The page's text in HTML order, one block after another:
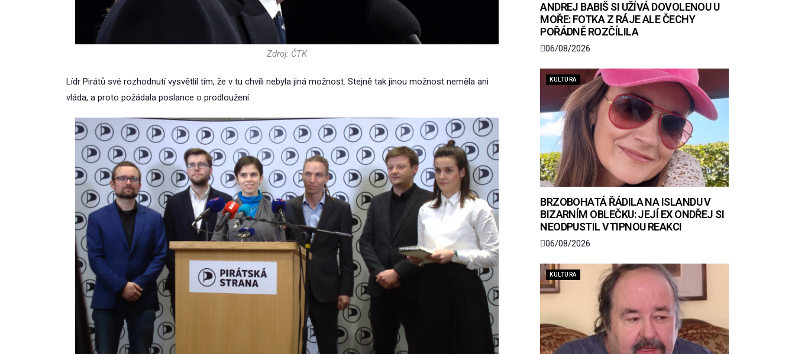
Zdroj: ČTK
Lídr Pirátů své rozhodnutí vysvětlil tím, že v tu chvíli nebyla jiná možnost. Stejně tak jinou možnost neměla ani
vláda, a proto požádala poslance o prodloužení.
ANDREJ BABIŠ SI UŽÍVÁ DOVOLENOU U
MOŘE: FOTKA Z RÁJE ALE ČECHY
POŘÁDNĚ ROZČÍLILA
06/08/2026
KULTURA
BRZOBOHATÁ ŘÁDILA NA ISLANDU V
BIZARNÍM OBLEČKU: JEJÍ EX ONDŘEJ SI
NEODPUSTIL VTIPNOU REAKCI
06/08/2026
KULTURA